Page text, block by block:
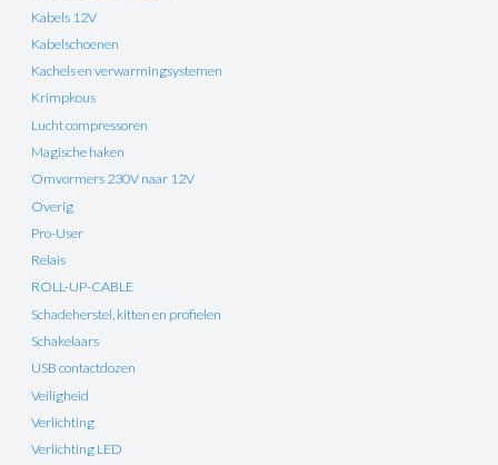
Kabels 12V
Kabelschoenen
Kachels en verwarmingsystemen
Krimpkous
Lucht compressoren
Magische haken
Omvormers 230V naar 12V
Overig
Pro-User
Relais
ROLL-UP-CABLE
Schadeherstel, kitten en profielen
Schakelaars
USB contactdozen
Veiligheid
Verlichting
Verlichting LED